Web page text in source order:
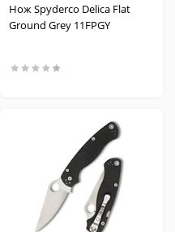
Нож Spyderco Delica Flat
Ground Grey 11FPGY